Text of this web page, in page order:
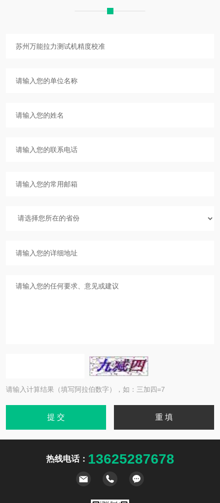
请输入计算结果（填写阿拉伯数字），如：三加四=7
热线电话： 13625287678